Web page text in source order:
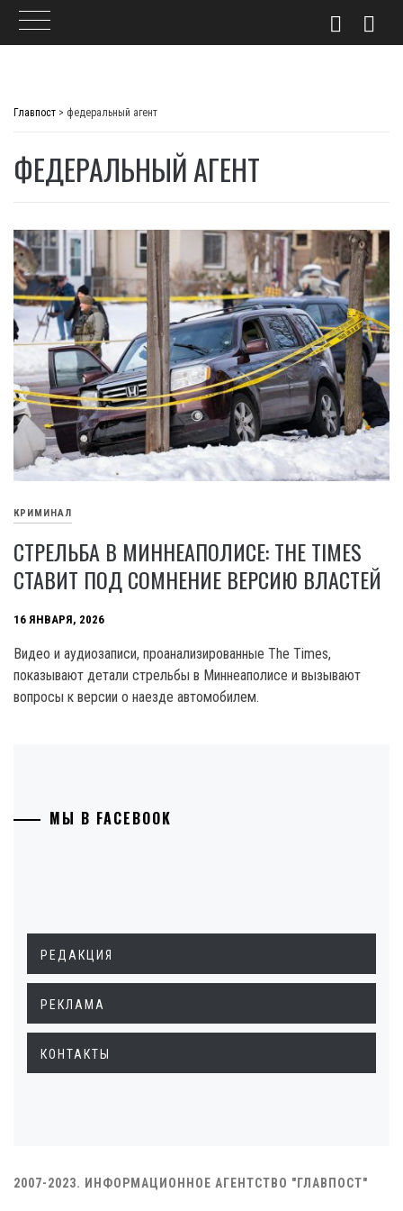
Главпост > федеральный агент
ФЕДЕРАЛЬНЫЙ АГЕНТ
КРИМИНАЛ
СТРЕЛЬБА В МИННЕАПОЛИСЕ: THE TIMES
СТАВИТ ПОД СОМНЕНИЕ ВЕРСИЮ ВЛАСТЕЙ
16 ЯНВАРЯ, 2026
Видео и аудиозаписи, проанализированные The Times,
показывают детали стрельбы в Миннеаполисе и вызывают
вопросы к версии о наезде автомобилем.
МЫ В FACEBOOK
РЕДАКЦИЯ
РЕКЛАМА
КОНТАКТЫ
2007-2023. ИНФОРМАЦИОННОЕ АГЕНТСТВО "ГЛАВПОСТ"